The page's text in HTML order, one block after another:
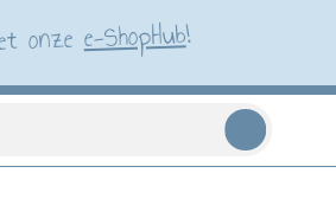
onzee-ShopHub!